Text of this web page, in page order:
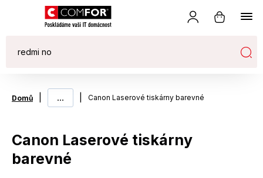
Domů ... Canon Laserové tiskárny barevné
Canon Laserové tiskárny
barevné